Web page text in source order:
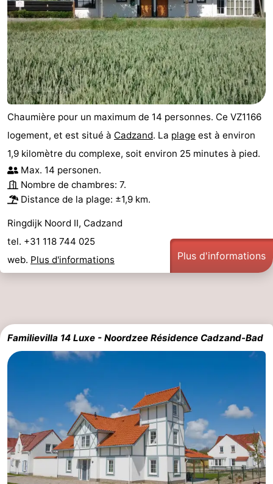
Chaumière pour un maximum de 14 personnes. Ce VZ1166
logement, et est situé à Cadzand. La plage est à environ
1,9 kilomètre du complexe, soit environ 25 minutes à pied.
Max. 14 personen.
Nombre de chambres: 7.
Distance de la plage: ±1,9 km.
Ringdijk Noord II, Cadzand
tel. +31 118 744 025
web. Plus d'informations Plus d'informations
Familievilla 14 Luxe - Noordzee Résidence Cadzand-Bad